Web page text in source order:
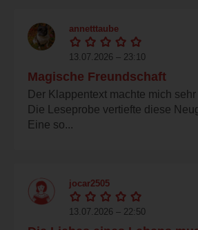
annetttaube
13.07.2026 – 23:10
Magische Freundschaft
Der Klappentext machte mich
Die Leseprobe vertiefte diese
Eine so...
jocar2505
13.07.2026 – 22:50